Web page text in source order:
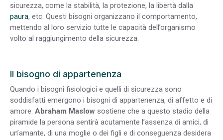
sicurezza, come la stabilità, la protezione, la libertà dalla
paura, etc. Questi bisogni organizzano il comportamento,
mettendo al loro servizio tutte le capacità dell’organismo
volto al raggiungimento della sicurezza.
Il bisogno di appartenenza
Quando i bisogni fisiologici e quelli di sicurezza sono
soddisfatti emergono i bisogni di appartenenza, di affetto e di
amore. Abraham Maslow sostiene che a questo stadio della
piramide la persona sentirà acutamente l’assenza di amici, di
un’amante, di una moglie o dei figli e di conseguenza desidera